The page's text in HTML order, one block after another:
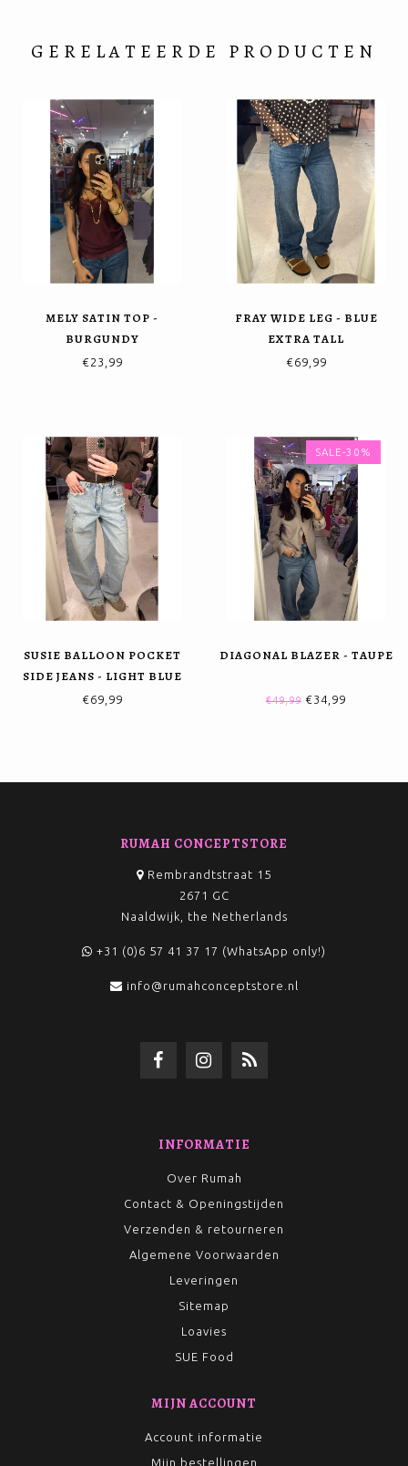
GERELATEERDE PRODUCTEN
MELY SATIN TOP -
BURGUNDY
€23,99
FRAY WIDE LEG - BLUE
EXTRA TALL
€69,99
SUSIE BALLOON POCKET
SIDE JEANS - LIGHT BLUE
€69,99
SALE-30%
DIAGONAL BLAZER - TAUPE
€49,99 €34,99
RUMAH CONCEPTSTORE
Rembrandtstraat 15
2671 GC
Naaldwijk, the Netherlands
+31 (0)6 57 41 37 17 (WhatsApp only!)
info@rumahconceptstore.nl
INFORMATIE
Over Rumah
Contact & Openingstijden
Verzenden & retourneren
Algemene Voorwaarden
Leveringen
Sitemap
Loavies
SUE Food
MIJN ACCOUNT
Account informatie
Mijn bestellingen